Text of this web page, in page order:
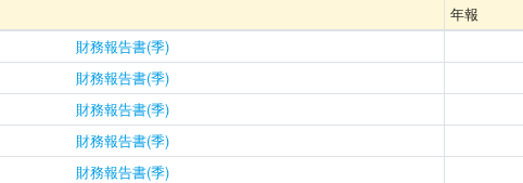
年報
財務報告書(季)
財務報告書(季)
財務報告書(季)
財務報告書(季)
財務報告書(季)